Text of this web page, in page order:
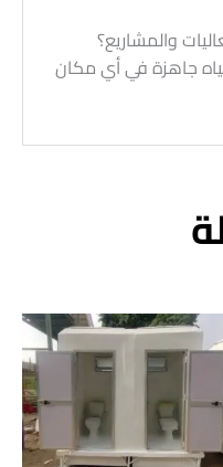
والمشاريع؟
جاهزة في أي مكان